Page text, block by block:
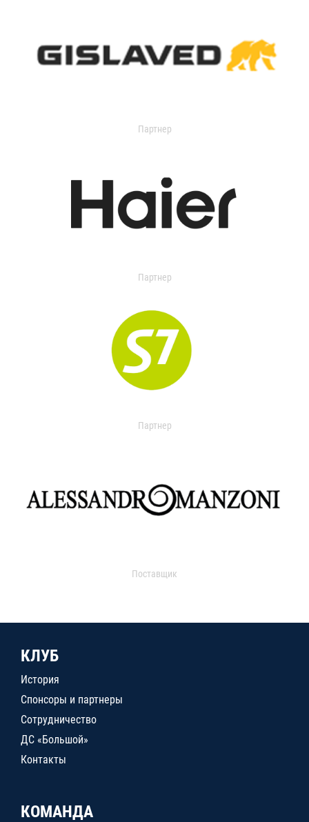
Партнер
Партнер
Партнер
Поставщик
КЛУБ
История
Спонсоры и партнеры
Сотрудничество
ДС «Большой»
Контакты
КОМАНДА